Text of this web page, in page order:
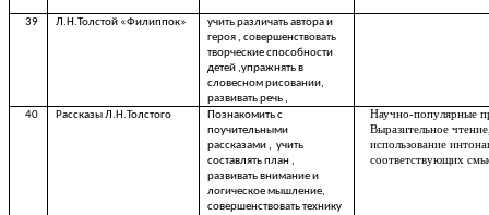
39 Л.Н.Толстой «Филиппок»
учить различать автора и
героя , совершенствовать
творческие способности
детей ,упражнять в
словесном рисовании,
развивать речь ,
40
Рассказы Л.Н.Толстого
Познакомить с
поучительными
рассказами , учить
составлять план ,
развивать внимание и
логическое мышление,
совершенствовать технику
Научно-популярные
Выразительное
использование
соответствующих